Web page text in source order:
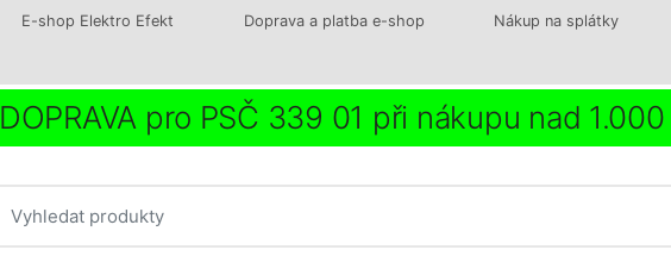
E-shop Elektro Efekt Doprava a platba e-shop Nákup na splátky
DOPRAVA pro PSČ 339 01 při nákupu nad